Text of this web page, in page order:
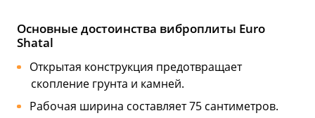
Основные достоинства виброплиты Euro
Shatal
Открытая конструкция предотвращает
скопление грунта и камней.
Рабочая ширина составляет 75 сантиметров.